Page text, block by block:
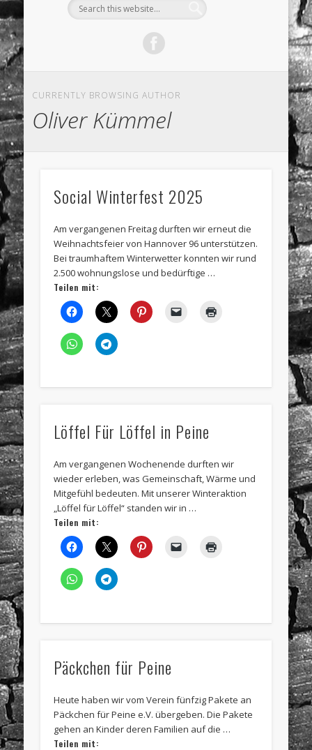
CURRENTLY BROWSING AUTHOR
Oliver Kümmel
Social Winterfest 2025
Am vergangenen Freitag durften wir erneut die
Weihnachtsfeier von Hannover 96 unterstützen.
Bei traumhaftem Winterwetter konnten wir rund
2.500 wohnungslose und bedürftige …
Teilen mit:
Löffel Für Löffel in Peine
Am vergangenen Wochenende durften wir
wieder erleben, was Gemeinschaft, Wärme und
Mitgefühl bedeuten. Mit unserer Winteraktion
„Löffel für Löffel“ standen wir in …
Teilen mit:
Päckchen für Peine
Heute haben wir vom Verein fünfzig Pakete an
Päckchen für Peine e.V. übergeben. Die Pakete
gehen an Kinder deren Familien auf die …
Teilen mit: